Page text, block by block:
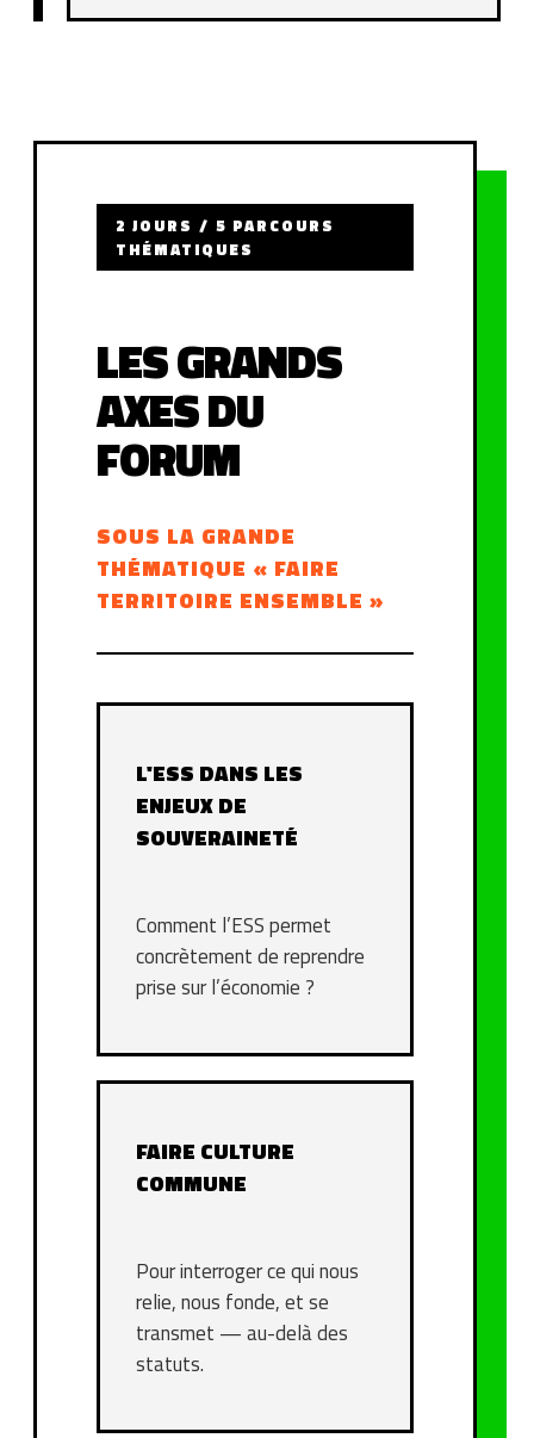
2 JOURS / 5 PARCOURS
THÉMATIQUES
LES GRANDS
AXES DU
FORUM
SOUS LA GRANDE
THÉMATIQUE « FAIRE
TERRITOIRE ENSEMBLE »
L'ESS DANS LES
ENJEUX DE
SOUVERAINETÉ
Comment l’ESS permet
concrètement de reprendre
prise sur l’économie ?
FAIRE CULTURE
COMMUNE
Pour interroger ce qui nous
relie, nous fonde, et se
transmet — au-delà des
statuts.